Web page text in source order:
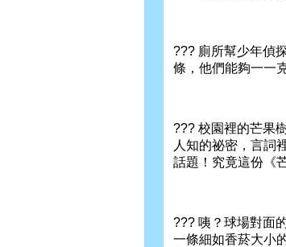
??? 廁所幫少年偵
條，他們能夠一一
??? 校園裡的芒果
人知的祕密，言詞
話題！究竟這份《
??? 咦？球場對面
一條細如香菸大小